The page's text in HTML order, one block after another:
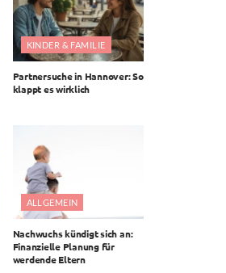
KINDER & FAMILIE
Partnersuche in Hannover: So
klappt es wirklich
ALLGEMEIN
Nachwuchs kündigt sich an:
Finanzielle Planung für
werdende Eltern